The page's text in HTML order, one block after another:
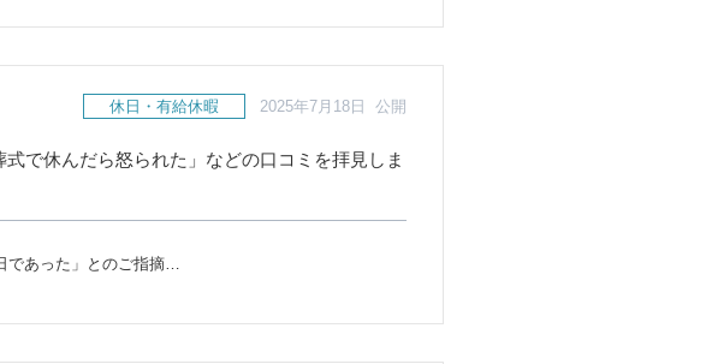
休日・有給休暇 2025年7月18日 公開
式で休んだら怒られた」などの口コミを拝見しま
であった」とのご指摘…